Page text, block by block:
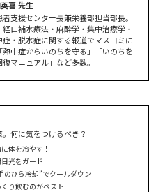
喜 先生
支援センター長兼栄養部担当部長。
口補水療法・麻酔学・集中治療学・
・脱水症に関する報道でマスコミに
中症からいのちを守る」「いのちを
マニュアル」など多数。
何に気をつけるべき？
体を冷やす！
日光をガード
のひら冷却”でクールダウン
くり飲むのがベスト